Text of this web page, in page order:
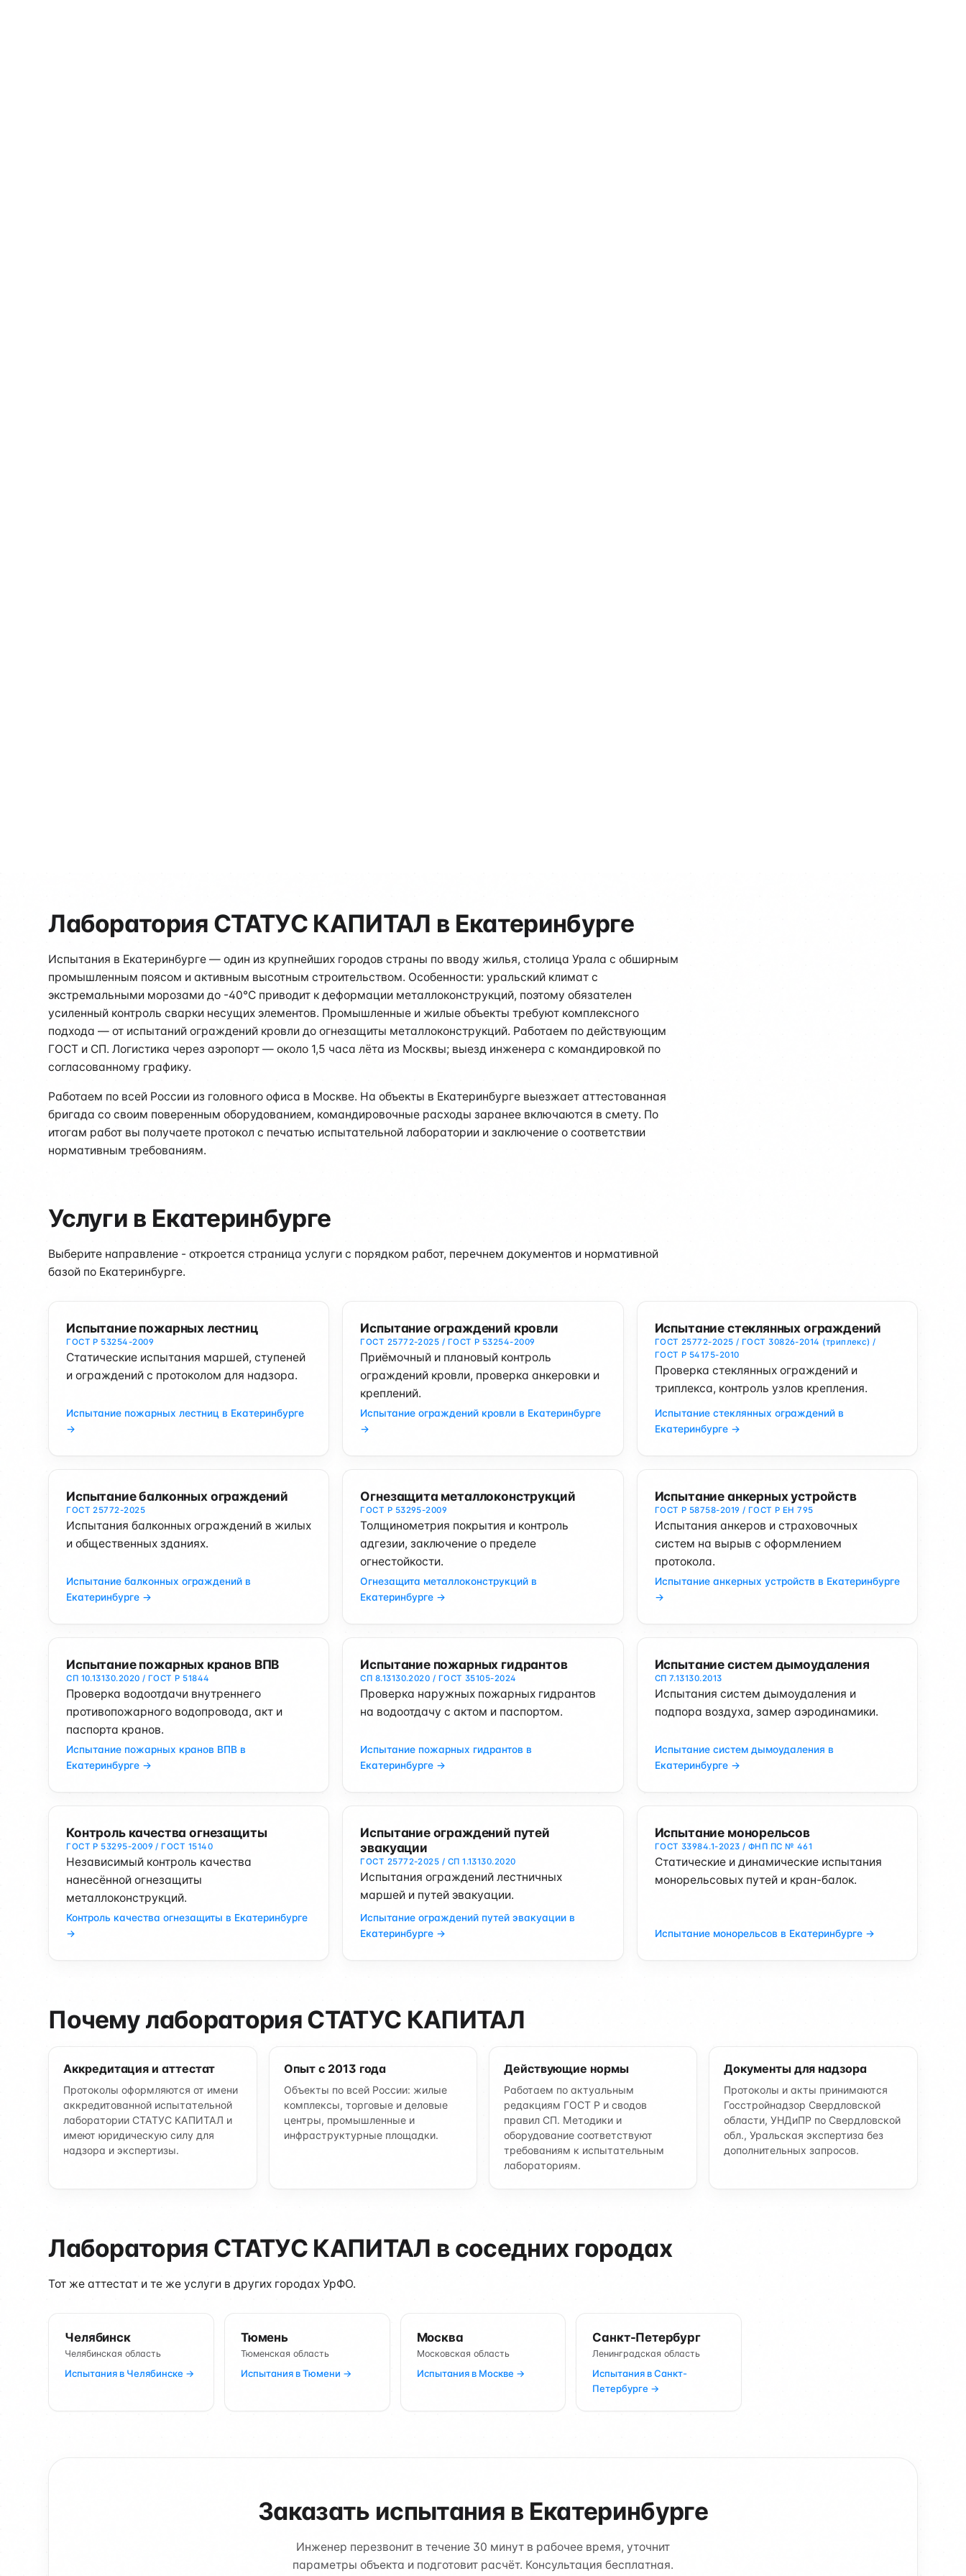
Лаборатория СТАТУС КАПИТАЛ в Екатеринбурге
Испытания в Екатеринбурге — один из крупнейших городов страны по вводу жилья, столица Урала с обширным
промышленным поясом и активным высотным строительством. Особенности: уральский климат с
экстремальными морозами до -40°C приводит к деформации металлоконструкций, поэтому обязателен
усиленный контроль сварки несущих элементов. Промышленные и жилые объекты требуют комплексного
подхода — от испытаний ограждений кровли до огнезащиты металлоконструкций. Работаем по действующим
ГОСТ и СП. Логистика через аэропорт — около 1,5 часа лёта из Москвы; выезд инженера с командировкой по
согласованному графику.
Работаем по всей России из головного офиса в Москве. На объекты в Екатеринбурге выезжает аттестованная
бригада со своим поверенным оборудованием, командировочные расходы заранее включаются в смету. По
итогам работ вы получаете протокол с печатью испытательной лаборатории и заключение о соответствии
нормативным требованиям.
Услуги в Екатеринбурге
Выберите направление - откроется страница услуги с порядком работ, перечнем документов и нормативной
базой по Екатеринбурге.
Испытание пожарных лестниц
ГОСТ Р 53254-2009
Статические испытания маршей, ступеней
и ограждений с протоколом для надзора.
Испытание пожарных лестниц в Екатеринбурге
→
Испытание ограждений кровли
ГОСТ 25772-2025 / ГОСТ Р 53254-2009
Приёмочный и плановый контроль
ограждений кровли, проверка анкеровки и
креплений.
Испытание ограждений кровли в Екатеринбурге
→
Испытание стеклянных ограждений
ГОСТ 25772-2025 / ГОСТ 30826-2014 (триплекс) /
ГОСТ Р 54175-2010
Проверка стеклянных ограждений и
триплекса, контроль узлов крепления.
Испытание стеклянных ограждений в
Екатеринбурге →
Испытание балконных ограждений
ГОСТ 25772-2025
Испытания балконных ограждений в жилых
и общественных зданиях.
Испытание балконных ограждений в
Екатеринбурге →
Огнезащита металлоконструкций
ГОСТ Р 53295-2009
Толщинометрия покрытия и контроль
адгезии, заключение о пределе
огнестойкости.
Огнезащита металлоконструкций в
Екатеринбурге →
Испытание анкерных устройств
ГОСТ Р 58758-2019 / ГОСТ Р ЕН 795
Испытания анкеров и страховочных
систем на вырыв с оформлением
протокола.
Испытание анкерных устройств в Екатеринбурге
→
Испытание пожарных кранов ВПВ
СП 10.13130.2020 / ГОСТ Р 51844
Проверка водоотдачи внутреннего
противопожарного водопровода, акт и
паспорта кранов.
Испытание пожарных кранов ВПВ в
Екатеринбурге →
Испытание пожарных гидрантов
СП 8.13130.2020 / ГОСТ 35105-2024
Проверка наружных пожарных гидрантов
на водоотдачу с актом и паспортом.
Испытание пожарных гидрантов в
Екатеринбурге →
Испытание систем дымоудаления
СП 7.13130.2013
Испытания систем дымоудаления и
подпора воздуха, замер аэродинамики.
Испытание систем дымоудаления в
Екатеринбурге →
Контроль качества огнезащиты
ГОСТ Р 53295-2009 / ГОСТ 15140
Независимый контроль качества
нанесённой огнезащиты
металлоконструкций.
Контроль качества огнезащиты в Екатеринбурге
→
Испытание ограждений путей
эвакуации
ГОСТ 25772-2025 / СП 1.13130.2020
Испытания ограждений лестничных
маршей и путей эвакуации.
Испытание ограждений путей эвакуации в
Екатеринбурге →
Испытание монорельсов
ГОСТ 33984.1-2023 / ФНП ПС № 461
Статические и динамические испытания
монорельсовых путей и кран-балок.
Испытание монорельсов в Екатеринбурге →
Почему лаборатория СТАТУС КАПИТАЛ
Аккредитация и аттестат
Протоколы оформляются от имени
аккредитованной испытательной
лаборатории СТАТУС КАПИТАЛ и
имеют юридическую силу для
надзора и экспертизы.
Опыт с 2013 года
Объекты по всей России: жилые
комплексы, торговые и деловые
центры, промышленные и
инфраструктурные площадки.
Действующие нормы
Работаем по актуальным
редакциям ГОСТ Р и сводов
правил СП. Методики и
оборудование соответствуют
требованиям к испытательным
лабораториям.
Документы для надзора
Протоколы и акты принимаются
Госстройнадзор Свердловской
области, УНДиПР по Свердловской
обл., Уральская экспертиза без
дополнительных запросов.
Лаборатория СТАТУС КАПИТАЛ в соседних городах
Тот же аттестат и те же услуги в других городах УрФО.
Челябинск
Челябинская область
Испытания в Челябинске →
Тюмень
Тюменская область
Испытания в Тюмени →
Москва
Московская область
Испытания в Москве →
Санкт-Петербург
Ленинградская область
Испытания в Санкт-
Петербурге →
Заказать испытания в Екатеринбурге
Инженер перезвонит в течение 30 минут в рабочее время, уточнит
параметры объекта и подготовит расчёт. Консультация бесплатная.